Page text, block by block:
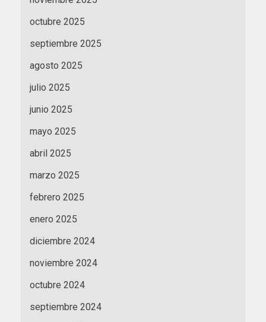
octubre 2025
septiembre 2025
agosto 2025
julio 2025
junio 2025
mayo 2025
abril 2025
marzo 2025
febrero 2025
enero 2025
diciembre 2024
noviembre 2024
octubre 2024
septiembre 2024